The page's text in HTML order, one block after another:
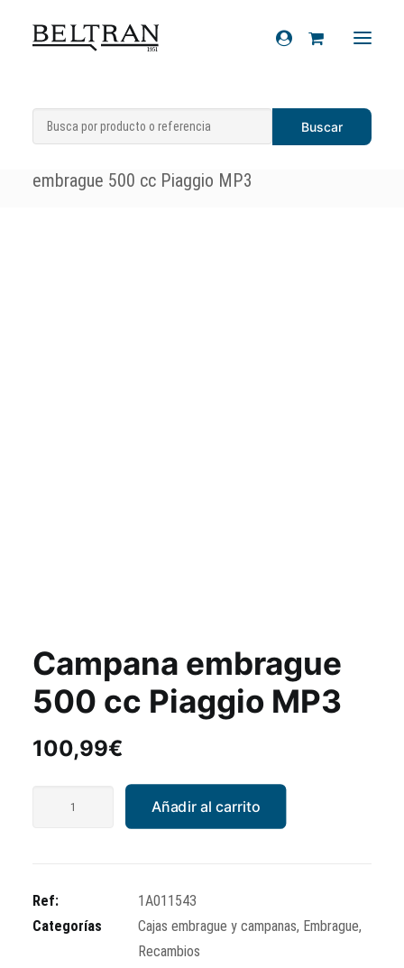
Recambios
Cascos
Inicio Recambios » Embrague
Cajas
embrague y campanas»Campana
embrague 500 cc Piaggio MP3
Campana embrague
500 cc Piaggio MP3
100,99€
Piaggio
MP3
Añadir al carrito
Ref:
1A011543
Categorías
Cajas embrague y campanas, Embrague,
Recambios